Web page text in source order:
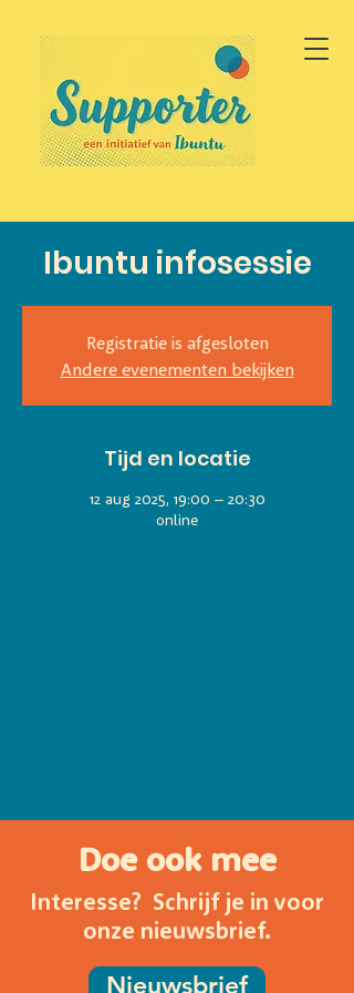
Ibuntu infosessie
Registratie is afgesloten
Andere evenementen bekijken
Tijd en locatie
12 aug 2025, 19:00 – 20:30
online
Doe ook mee
Interesse? Schrijf je in voor
onze nieuwsbrief.
Nieuwsbrief